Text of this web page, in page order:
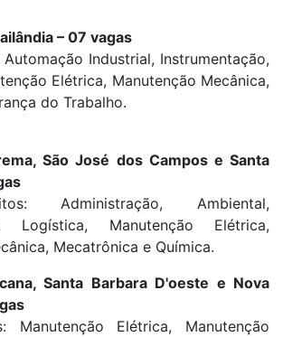
– 07 vagas
Industrial, Instrumentação,
Elétrica, Manutenção Mecânica,
do Trabalho.
São José dos Campos e Santa
Administração, Ambiental,
Logística, Manutenção Elétrica,
Mecatrônica e Química.
Santa Barbara D'oeste e Nova
Manutenção Elétrica, Manutenção